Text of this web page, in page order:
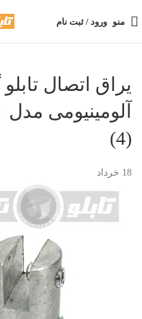
منو ورود / ثبت نام
یراق اتصال
(4)
18 خرداد